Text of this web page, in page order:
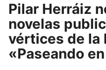
Pilar Herráiz
novelas
vértices de la
«Paseando